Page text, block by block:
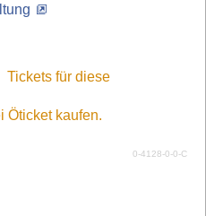
Tickets für diese
Öticket kaufen.
0-4128-0-0-C